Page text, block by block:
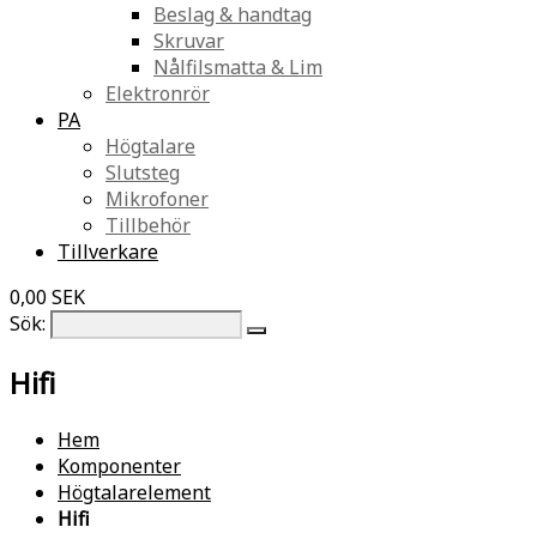
Beslag & handtag
Skruvar
Nålfilsmatta & Lim
Elektronrör
PA
Högtalare
Slutsteg
Mikrofoner
Tillbehör
Tillverkare
0,00 SEK
Sök:
Hifi
Hem
Komponenter
Högtalarelement
Hifi